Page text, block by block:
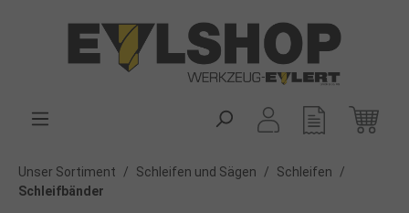
Unser Sortiment / Schleifen und Sägen / Schleifen
/
Schleifbänder